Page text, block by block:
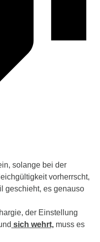
solange bei der
vorherrscht,
geschieht, es genauso
der Einstellung
sich wehrt, muss es